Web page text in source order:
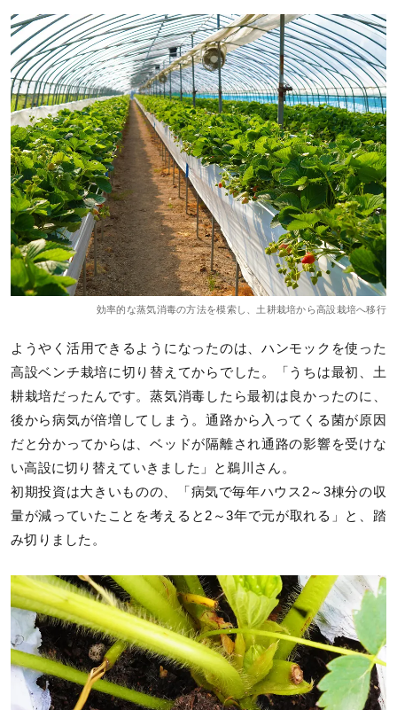
効率的な蒸気消毒の方法を模索し、土耕栽培から高設栽培へ移行
ようやく活用できるようになったのは、ハンモックを使った
高設ベンチ栽培に切り替えてからでした。「うちは最初、土
耕栽培だったんです。蒸気消毒したら最初は良かったのに、
後から病気が倍増してしまう。通路から入ってくる菌が原因
だと分かってからは、ベッドが隔離され通路の影響を受けな
い高設に切り替えていきました」と鵜川さん。
初期投資は大きいものの、「病気で毎年ハウス2～3棟分の収
量が減っていたことを考えると2～3年で元が取れる」と、踏
み切りました。